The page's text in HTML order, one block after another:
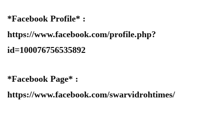
*Facebook Profile* :
https://www.facebook.com/profile.php?
id=100076756535892
*Facebook Page* :
https://www.facebook.com/swarvidrohtimes/